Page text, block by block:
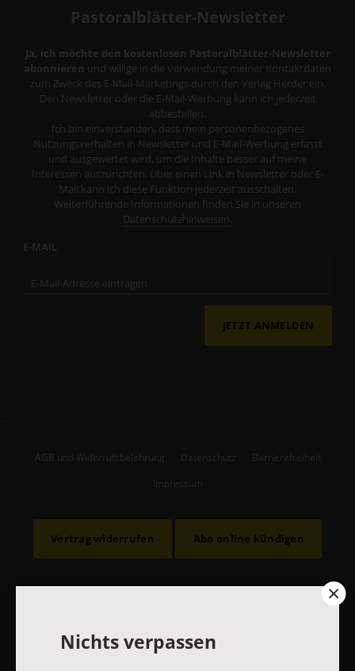
Pastoralblätter-Newsletter
Ja, ich möchte den kostenlosen Pastoralblätter-Newsletter
abonnieren und willige in die Verwendung meiner Kontaktdaten
zum Zweck des E-Mail-Marketings durch den Verlag Herder ein.
Den Newsletter oder die E-Mail-Werbung kann ich jederzeit
abbestellen.
Ich bin einverstanden, dass mein personenbezogenes
Nutzungsverhalten in Newsletter und E-Mail-Werbung erfasst
und ausgewertet wird, um die Inhalte besser auf meine
Interessen auszurichten. Über einen Link in Newsletter oder E-
Mail kann ich diese Funktion jederzeit ausschalten.
Weiterführende Informationen finden Sie in unseren
Datenschutzhinweisen
E-MAIL
JETZT ANMELDEN
AGB und Widerrufsbelehrung Datenschutz Barrierefreiheit
Impressum
Vertrag widerrufen Abo online kündigen
Nichts verpassen